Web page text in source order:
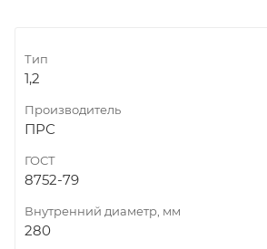
Тип
1,2
Производитель
ПРС
ГОСТ
8752-79
Внутренний диаметр, мм
280